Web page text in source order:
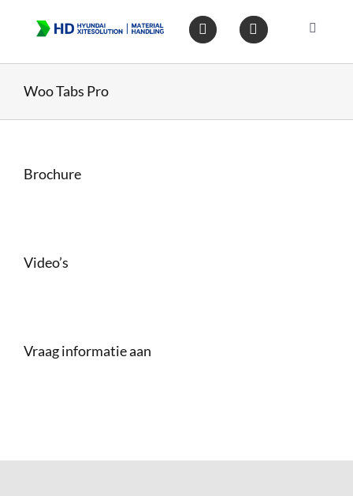
inhoud
Toggle
Woo Tabs Pro
Brochure
Video’s
Vraag informatie aan